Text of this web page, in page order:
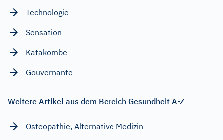
Technologie
Sensation
Katakombe
Gouvernante
Weitere Artikel aus dem Bereich Gesundheit A-Z
Osteopathie, Alternative Medizin